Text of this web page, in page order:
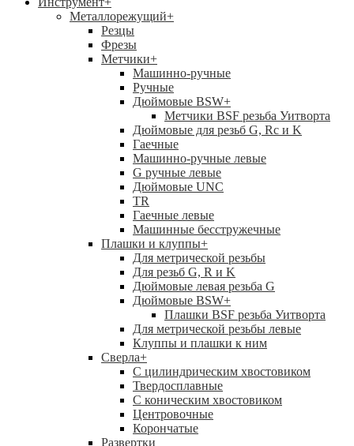
Металлорежущий+
Резцы
Фрезы
Метчики+
Машинно-ручные
Ручные
Дюймовые BSW+
Метчики BSF резьба Уитворта
Дюймовые для резьб G, Rc и K
Гаечные
Машинно-ручные левые
G ручные левые
Дюймовые UNC
TR
Гаечные левые
Машинные бесстружечные
Плашки и клуппы+
Для метрической резьбы
Для резьб G, R и K
Дюймовые левая резьба G
Дюймовые BSW+
Плашки BSF резьба Уитворта
Для метрической резьбы левые
Клуппы и плашки к ним
Сверла+
С цилиндрическим хвостовиком
Твердосплавные
С коническим хвостовиком
Центровочные
Корончатые
Развертки